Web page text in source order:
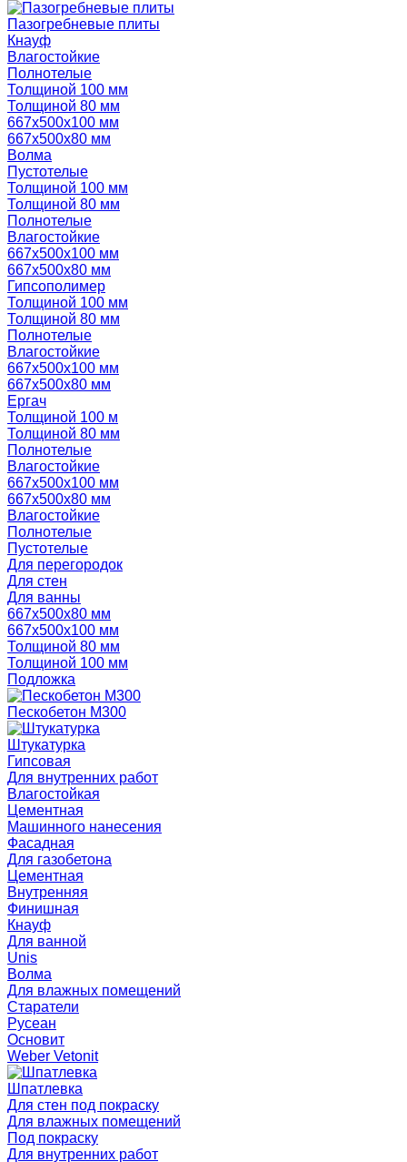
Пазогребневые плиты
Кнауф
Влагостойкие
Полнотелые
Толщиной 100 мм
Толщиной 80 мм
667х500х100 мм
667х500х80 мм
Волма
Пустотелые
Толщиной 100 мм
Толщиной 80 мм
Полнотелые
Влагостойкие
667х500х100 мм
667х500х80 мм
Гипсополимер
Толщиной 100 мм
Толщиной 80 мм
Полнотелые
Влагостойкие
667х500х100 мм
667х500х80 мм
Ергач
Толщиной 100 м
Толщиной 80 мм
Полнотелые
Влагостойкие
667х500х100 мм
667х500х80 мм
Влагостойкие
Полнотелые
Пустотелые
Для перегородок
Для стен
Для ванны
667х500х80 мм
667х500х100 мм
Толщиной 80 мм
Толщиной 100 мм
Подложка
Пескобетон М300
Штукатурка
Гипсовая
Для внутренних работ
Влагостойкая
Цементная
Машинного нанесения
Фасадная
Для газобетона
Цементная
Внутренняя
Финишная
Кнауф
Для ванной
Unis
Волма
Для влажных помещений
Старатели
Русеан
Основит
Weber Vetonit
Шпатлевка
Для стен под покраску
Для влажных помещений
Под покраску
Для внутренних работ